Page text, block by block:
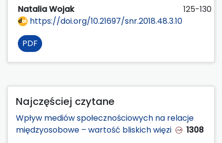
Natalia Wojak
125-130
https://doi.org/10.21697/snr.2018.48.3.10
PDF
Najczęściej czytane
Wpływ mediów społecznościowych na relacje
międzyosobowe – wartość bliskich więzi
1308